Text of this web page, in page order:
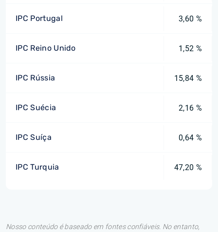
IPC Portugal 3,60 %
IPC Reino Unido 1,52 %
IPC Rússia 15,84 %
IPC Suécia 2,16 %
IPC Suíça 0,64 %
IPC Turquia 47,20 %
Nosso conteúdo é baseado em fontes confiáveis. No entanto,